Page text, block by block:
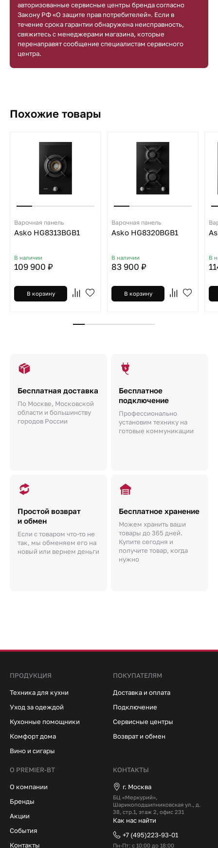
авторизованные сервисные центры бренда согласно
Закону РФ «О защите прав потребителей». Если в
течение срока гарантии обнаружена неисправность,
свяжитесь с менеджерами магазина, которые
перенаправят сообщение специалистам сервисного
центра.
Похожие товары
Варочная панель
Asko HG8313BGB1
В наличии
109 900 ₽
В корзину
Варочная панель
Asko HG8320BGB1
В наличии
83 900 ₽
В корзину
В
Бесплатная доставка
По Москве, Московской
области и большинству
городов России
Бесплатное
подключение
Профессионально
установим технику на
готовые коммуникации
Простой возврат
и обмен
Если с товаром что-то не
так, мы обменяем его на
новый или вернем деньги
Бесплатное хранение
Можем хранить ваши
товары до 365 дней.
Купите сегодня и
получите товар, когда
нужно
ПРОДУКЦИЯ
Техника для кухни
Уход за одеждой
Кухонные помощники
Комфорт дома
Вино и сигары
ПОКУПАТЕЛЯМ
Доставка и оплата
Подключение
Сервисные центры
Возврат и обмен
О PREMIER-BT
О компании
Бренды
Акции
События
Контакты
КОНТАКТЫ
г. Москва
БЦ «Меркурий»,
Шарикоподшипниковская ул., д.
38, стр.1, этаж 2, офис 231
Как нас найти
+7 (495)223-93-01
Пн-Пт: с 10:00 до 18:00